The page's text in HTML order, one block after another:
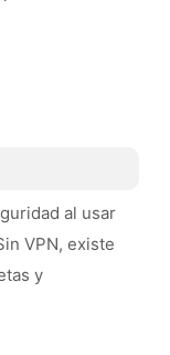
al usar
VPN, existe
y